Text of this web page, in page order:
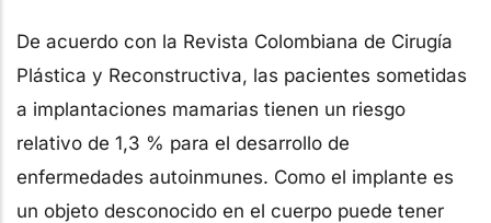
De acuerdo con la Revista Colombiana de Cirugía
Plástica y Reconstructiva, las pacientes sometidas
a implantaciones mamarias tienen un riesgo
relativo de 1,3 % para el desarrollo de
enfermedades autoinmunes. Como el implante es
un objeto desconocido en el cuerpo puede tener